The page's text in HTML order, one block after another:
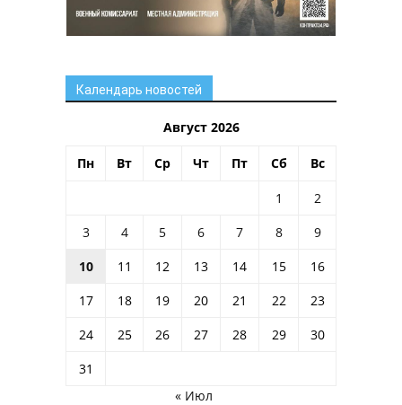
Календарь новостей
Август 2026
Пн Вт Ср Чт Пт Сб Вс
1
2
3
4 5 6 7 8
9
10
11 12 13 14 15
16
17
18 19 20 21 22
23
24
25 26 27 28 29
30
31
« Июл